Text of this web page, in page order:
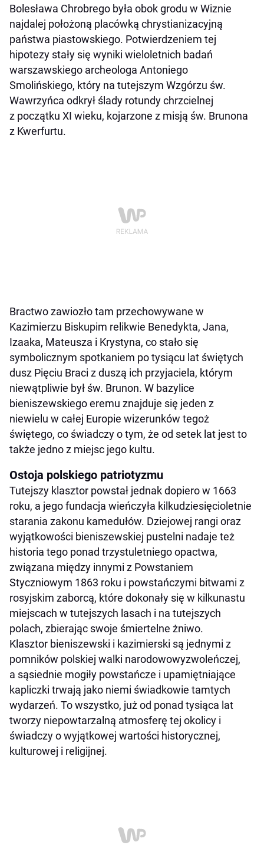
Bolesława Chrobrego była obok grodu w Wiznie
najdalej położoną placówką chrystianizacyjną
państwa piastowskiego. Potwierdzeniem tej
hipotezy stały się wyniki wieloletnich badań
warszawskiego archeologa Antoniego
Smolińskiego, który na tutejszym Wzgórzu św.
Wawrzyńca odkrył ślady rotundy chrzcielnej
z początku XI wieku, kojarzone z misją św. Brunona
z Kwerfurtu.
Bractwo zawiozło tam przechowywane w
Kazimierzu Biskupim relikwie Benedykta, Jana,
Izaaka, Mateusza i Krystyna, co stało się
symbolicznym spotkaniem po tysiącu lat świętych
dusz Pięciu Braci z duszą ich przyjaciela, którym
niewątpliwie był św. Brunon. W bazylice
bieniszewskiego eremu znajduje się jeden z
niewielu w całej Europie wizerunków tegoż
świętego, co świadczy o tym, że od setek lat jest to
także jedno z miejsc jego kultu.
Ostoja polskiego patriotyzmu
Tutejszy klasztor powstał jednak dopiero w 1663
roku, a jego fundacja wieńczyła kilkudziesięcioletnie
starania zakonu kamedułów. Dziejowej rangi oraz
wyjątkowości bieniszewskiej pustelni nadaje też
historia tego ponad trzystuletniego opactwa,
związana między innymi z Powstaniem
Styczniowym 1863 roku i powstańczymi bitwami z
rosyjskim zaborcą, które dokonały się w kilkunastu
miejscach w tutejszych lasach i na tutejszych
polach, zbierając swoje śmiertelne żniwo.
Klasztor bieniszewski i kazimierski są jednymi z
pomników polskiej walki narodowowyzwoleńczej,
a sąsiednie mogiły powstańcze i upamiętniające
kapliczki trwają jako niemi świadkowie tamtych
wydarzeń. To wszystko, już od ponad tysiąca lat
tworzy niepowtarzalną atmosferę tej okolicy i
świadczy o wyjątkowej wartości historycznej,
kulturowej i religijnej.